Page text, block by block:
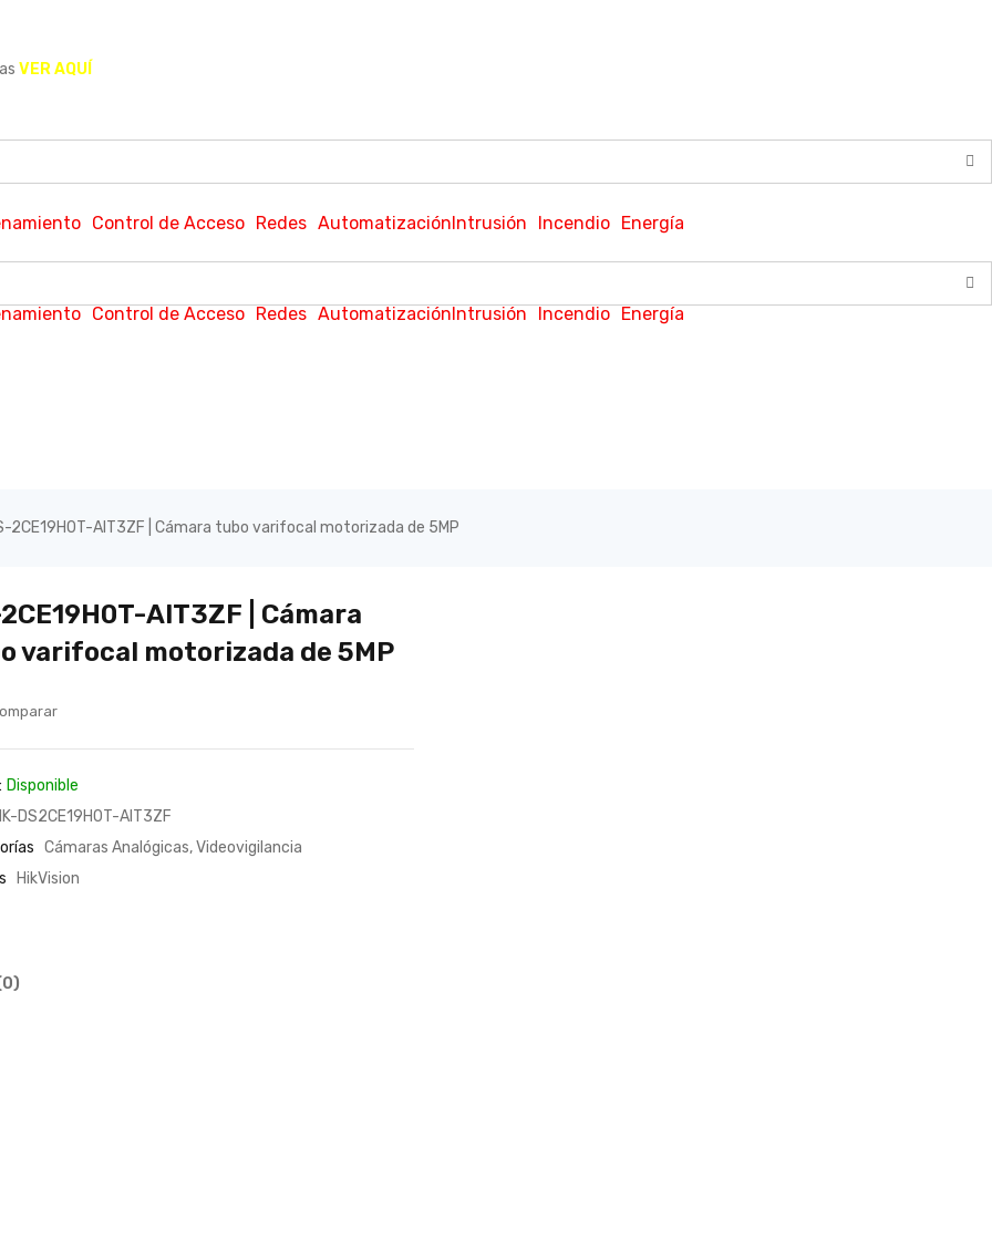
VER AQUÍ
Control de Acceso Redes AutomatizaciónIntrusión Incendio Energía
Control de Acceso Redes AutomatizaciónIntrusión Incendio Energía
2CE19H0T-AIT3ZF | Cámara tubo varifocal motorizada de 5MP
AIT3ZF | Cámara
varifocal motorizada de 5MP
Disponible
DS2CE19H0T-AIT3ZF
Cámaras Analógicas,Videovigilancia
HikVision